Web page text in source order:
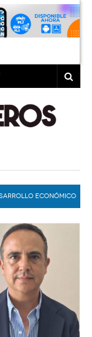
ECONÓMICO